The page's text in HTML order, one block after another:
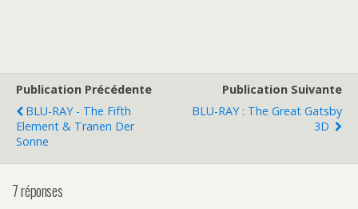
Publication Précédente
BLU-RAY - The Fifth
Element & Tranen Der
Sonne
Publication Suivante
BLU-RAY : The Great Gatsby
3D
7 réponses